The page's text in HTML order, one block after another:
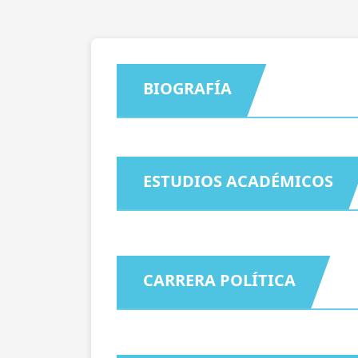
BIOGRAFÍA
ESTUDIOS ACADÉMICOS
CARRERA POLÍTICA